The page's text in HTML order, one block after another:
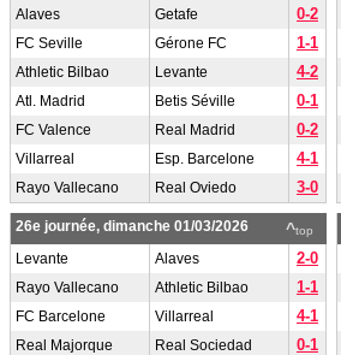
Alaves Getafe 0-2
FC Seville Gérone FC 1-1
Athletic Bilbao Levante 4-2
Atl. Madrid Betis Séville 0-1
FC Valence Real Madrid 0-2
Villarreal Esp. Barcelone 4-1
Rayo Vallecano Real Oviedo 3-0
^top
26e journée, dimanche 01/03/2026
Levante
Alaves 2-0
Rayo Vallecano Athletic Bilbao 1-1
FC Barcelone Villarreal 4-1
Real Majorque Real Sociedad 0-1